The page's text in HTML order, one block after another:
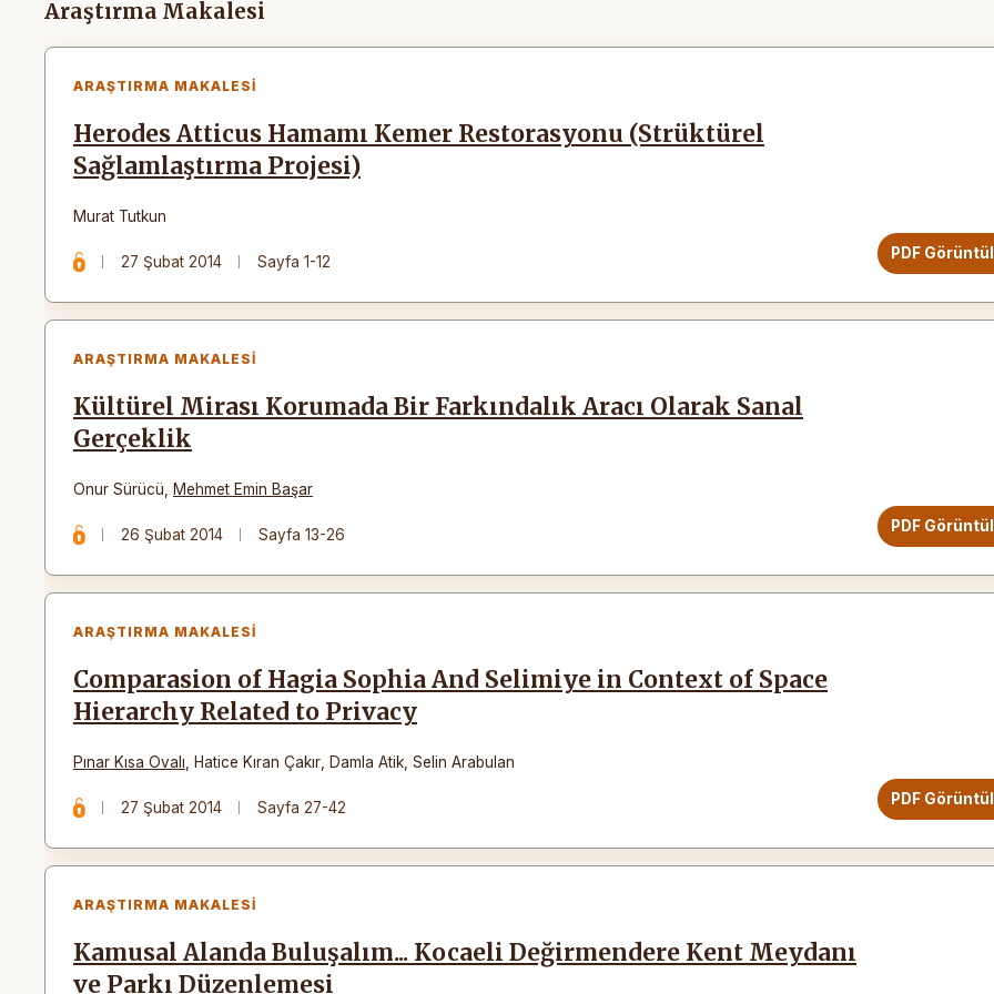
Makaleler
Araştırma Makalesi
ARAŞTIRMA MAKALESI
Herodes Atticus Hamamı Kemer Restorasyonu (Strüktürel
Sağlamlaştırma Projesi)
Murat Tutkun
27 Şubat 2014 Sayfa 1-12 PDF
ARAŞTIRMA MAKALESI
Kültürel Mirası Korumada Bir Farkındalık Aracı Olarak Sanal
Gerçeklik
Onur Sürücü Mehmet Emin Başar
26 Şubat 2014 Sayfa 13-26 PDF
ARAŞTIRMA MAKALESI
Comparasion of Hagia Sophia And Selimiye in Context of Space
Hierarchy Related to Privacy
Pınar Kısa Ovalı Hatice Kıran Çakır Damla Atik Selin Arabulan
27 Şubat 2014 Sayfa 27-42 PDF
ARAŞTIRMA MAKALESI
Kamusal Alanda Buluşalım... Kocaeli Değirmendere Kent Meydanı
ve Parkı Düzenlemesi